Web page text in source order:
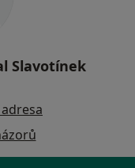
Slavotínek